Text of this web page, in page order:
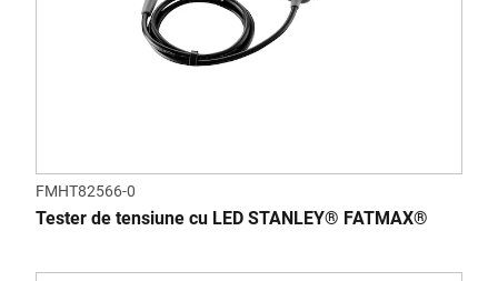
FMHT82566-0
Tester de tensiune cu LED STANLEY® FATMAX®